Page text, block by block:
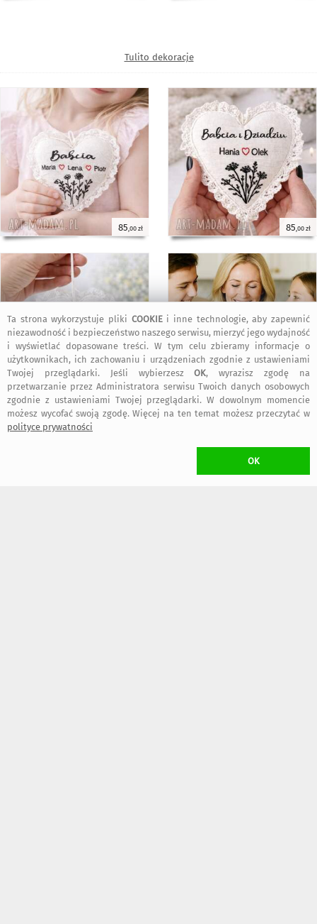
Tulito dekoracje
85 ,00 zł 85 ,00 zł
80 ,00 zł 120,00 zł
Ta strona wykorzystuje pliki COOKIEi inne technologie, aby zapewnić
niezawodność i bezpieczeństwo naszego serwisu, mierzyć jego wydajność
i wyświetlać dopasowane treści. W tym celu zbieramy informacje o
użytkownikach, ich zachowaniu i urządzeniach zgodnie z ustawieniami
Twojej przeglądarki. Jeśli wybierzeszOK, wyrazisz zgodę na
przetwarzanie przez Administratora serwisu Twoich danych osobowych
zgodnie z ustawieniami Twojej przeglądarki. W dowolnym momencie
możesz wycofać swoją zgodę. Więcej na ten temat możesz przeczytać w
polityce prywatności
OK